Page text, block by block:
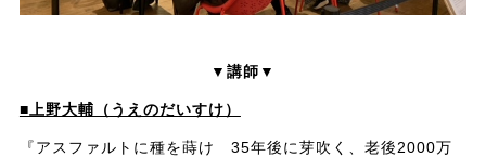
▼講師▼
■上野大輔（うえのだいすけ）
『アスファルトに種を蒔け 35年後に芽吹く、老後2000万